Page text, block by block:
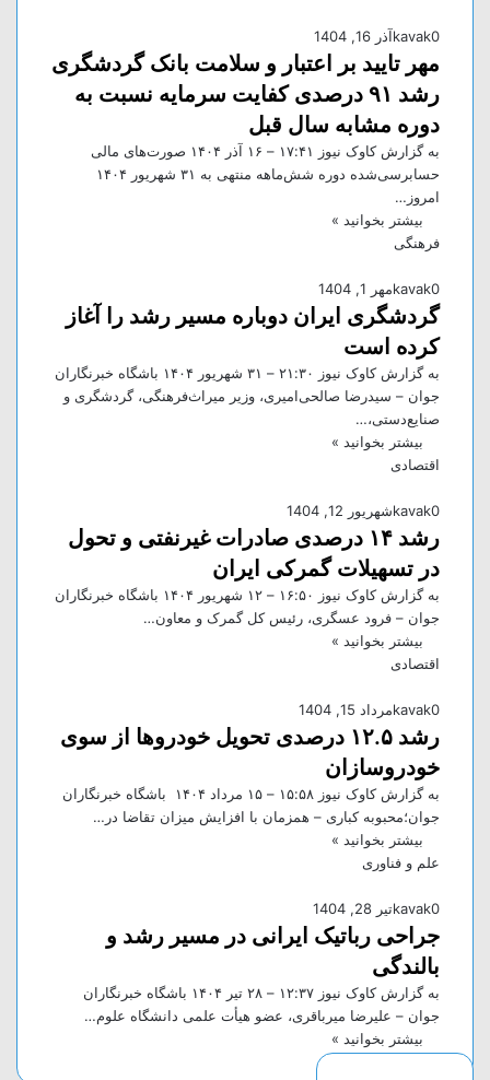
kavakآذر 16, 1404 0
مهر تایید بر اعتبار و سلامت بانک گردشگری
رشد ۹۱ درصدی کفایت سرمایه نسبت به
دوره مشابه سال قبل
به گزارش کاوک نیوز ۱۷:۴۱ – ۱۶ آذر ۱۴۰۴ صورت‌های مالی
حسابرسی‌شده دوره شش‌ماهه منتهی به ۳۱ شهریور ۱۴۰۴
امروز…
بیشتر بخوانید »
فرهنگی
kavakمهر 1, 1404 0
گردشگری ایران دوباره مسیر رشد را آغاز
کرده است
به گزارش کاوک نیوز ۲۱:۳۰ – ۳۱ شهريور ۱۴۰۴ باشگاه خبرنگاران
جوان – سیدرضا صالحی‌امیری، وزیر میراث‌فرهنگی، گردشگری و
صنایع‌دستی،…
بیشتر بخوانید »
اقتصادی
kavakشهریور 12, 1404 0
رشد ۱۴ درصدی صادرات غیرنفتی و تحول
در تسهیلات گمرکی ایران
به گزارش کاوک نیوز ۱۶:۵۰ – ۱۲ شهريور ۱۴۰۴ باشگاه خبرنگاران
جوان – فرود عسگری، رئیس کل گمرک و معاون…
بیشتر بخوانید »
اقتصادی
kavakمرداد 15, 1404 0
رشد ۱۲.۵ درصدی تحویل خودرو‌ها از سوی
خودروسازان
به گزارش کاوک نیوز ۱۵:۵۸ – ۱۵ مرداد ۱۴۰۴ باشگاه خبرنگاران
جوان؛محبوبه کباری – همزمان با افزایش میزان تقاضا در…
بیشتر بخوانید »
علم و فناوری
kavakتیر 28, 1404 0
جراحی رباتیک ایرانی در مسیر رشد و
بالندگی
به گزارش کاوک نیوز ۱۲:۳۷ – ۲۸ تير ۱۴۰۴ باشگاه خبرنگاران
جوان – علیرضا میرباقری، عضو هیأت علمی دانشگاه علوم…
بیشتر بخوانید »